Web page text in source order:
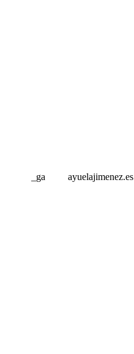
_ga ayuelajimenez.es